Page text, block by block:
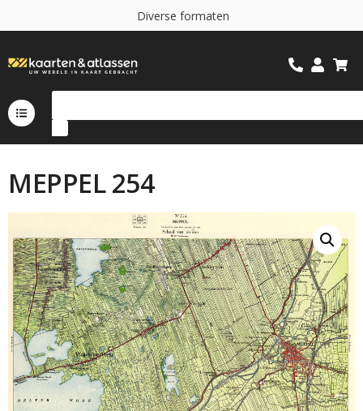
Diverse formaten
MEPPEL 254